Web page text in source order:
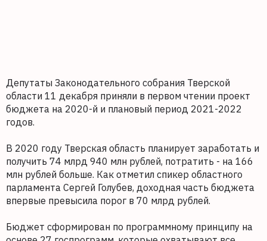
Депутаты Законодательного собрания Тверской
области 11 декабря приняли в первом чтении проект
бюджета на 2020-й и плановый период 2021-2022
годов.
В 2020 году Тверская область планирует заработать и
получить 74 млрд 940 млн рублей, потратить - на 166
млн рублей больше. Как отметил спикер областного
парламента Сергей Голубев, доходная часть бюджета
впервые превысила порог в 70 млрд рублей.
Бюджет сформирован по программному принципу на